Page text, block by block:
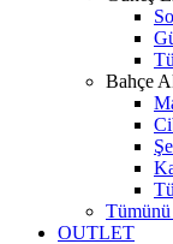
Bahçe
OUTLET